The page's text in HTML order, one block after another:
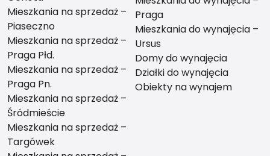
Mieszkania na sprzedaż –
Piaseczno
Mieszkania na sprzedaż –
Praga Płd.
Mieszkania na sprzedaż –
Praga Pn.
Mieszkania na sprzedaż –
Śródmieście
Mieszkania na sprzedaż –
Targówek
Praga
Mieszkania do wynajęcia –
Ursus
Domy do wynajęcia
Działki do wynajęcia
Obiekty na wynajem